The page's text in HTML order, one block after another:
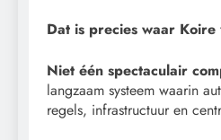
Dat is precies waar Koire
Niet één spectaculair
langzaam systeem waarin
regels, infrastructuur en